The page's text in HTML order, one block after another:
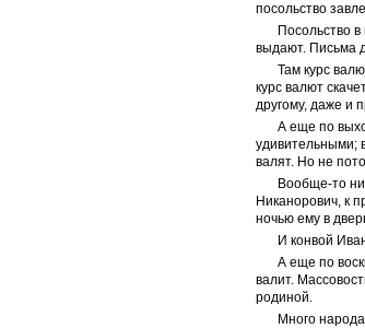
посольство
Посольство
выдают. Письма
Там курс
курс валют
другому, даже и
А еще по
удивительными;
валят. Но не
Вообще-то
Никанорович, к
ночью ему в
И конвой
А еще по
валит.
родиной.
Много